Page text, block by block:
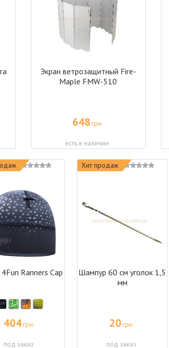
Экран ветрозащитный Fire-
Maple FMW-510
648грн
есть в наличии
Ranners Cap
404грн
под заказ
Хит продаж
Шампур 60 см уголок 1,5
мм
20грн
под заказ